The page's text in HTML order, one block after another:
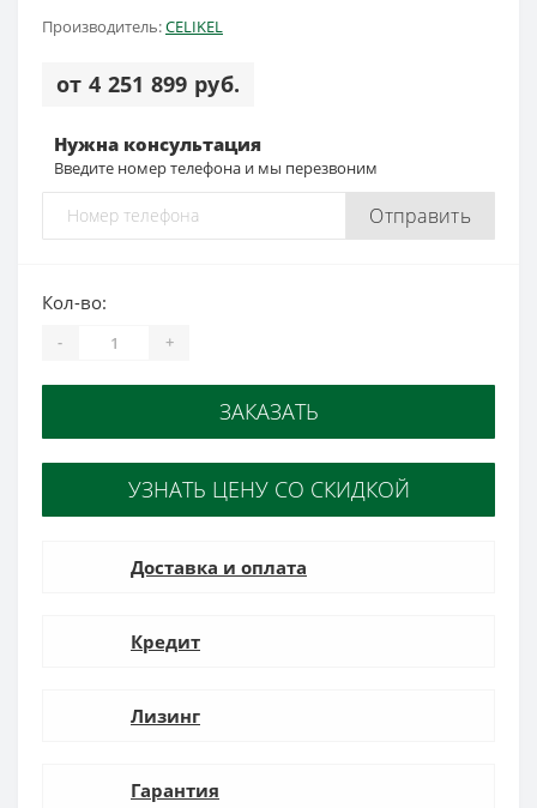
Производитель:CELIKEL
от 4 251 899 руб.
Нужна консультация
Введите номер телефона и мы перезвоним
Отправить
Кол-во:
- +
ЗАКАЗАТЬ
УЗНАТЬ ЦЕНУ СО СКИДКОЙ
Доставка и оплата
Кредит
Лизинг
Гарантия